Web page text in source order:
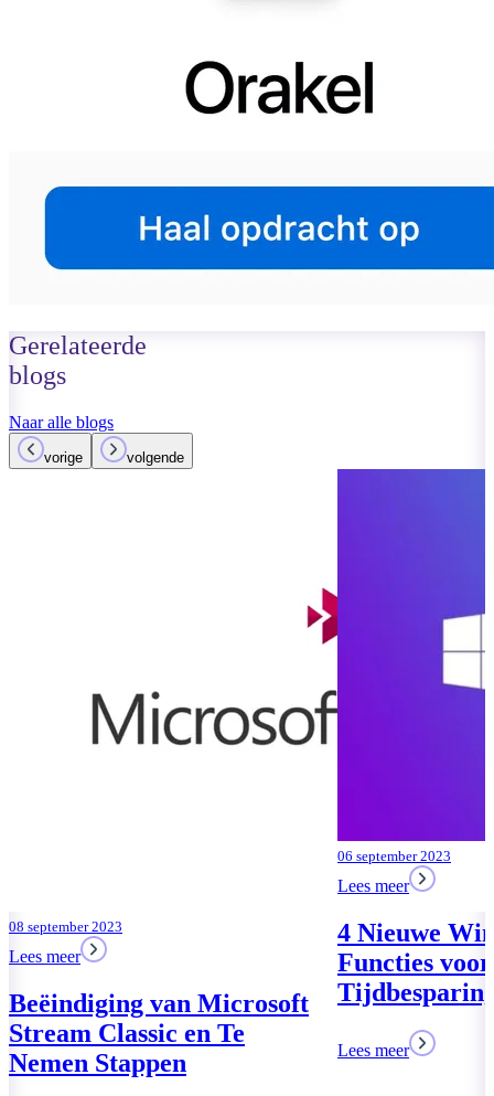
Gerelateerde
blogs
Naar alle blogs
vorige volgende
4 Nieuwe Windows 11
Functies voor
Tijdbesparing
Lees meer
Einde van